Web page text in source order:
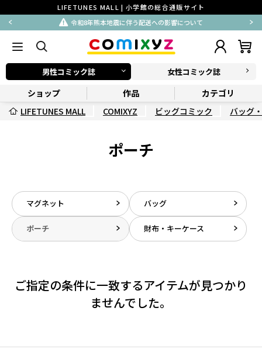
LIFETUNES MALL | 小学館の総合通販サイト
令和8年熊本地震に伴う配送への影響について
男性コミック誌 女性コミック誌
ショップ 作品
カテゴリ
LIFETUNES MALL
COMIXYZ ビッグコミック バッグ
ポーチ
マグネット バッグ
ポーチ 財布・キーケース
ご指定の条件に一致するアイテムが見つかり
ませんでした。